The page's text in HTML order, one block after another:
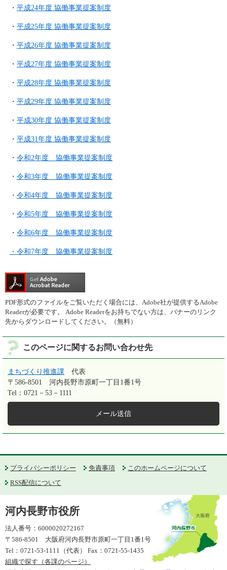
・ 平成24年度 協働事業提案制度
・ 平成25年度 協働事業提案制度
・ 平成26年度 協働事業提案制度
・ 平成27年度 協働事業提案制度
・ 平成28年度 協働事業提案制度
・ 平成29年度 協働事業提案制度
・ 平成30年度 協働事業提案制度
・ 平成31年度 協働事業提案制度
・ 令和2年度 協働事業提案制度
・ 令和3年度 協働事業提案制度
・ 令和4年度 協働事業提案制度
・ 令和5年度 協働事業提案制度
・ 令和6年度 協働事業提案制度
・令和7年度 協働事業提案制度
PDF形式のファイルをご覧いただく場合には、Adobe社が提供するAdobe
Readerが必要です。
Adobe Readerをお持ちでない方は、バナーのリンク
先からダウンロードしてください。（無料）
このページに関するお問い合わせ先
まちづくり推進課
代表
〒586-8501
河内長野市原町一丁目1番1号
Tel：0721－53－1111
メール送信
プライバシーポリシー 免責事項
このホームページについて
RSS配信について
河内長野市役所
法人番号：6000020272167
〒586-8501 大阪府河内長野市原町一丁目1番1号
Tel：0721-53-1111（代表） Fax：0721-55-1435
組織で探す（各課のページ）